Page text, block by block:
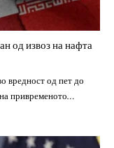
од извоз на нафта
вредност од пет до
привременото…